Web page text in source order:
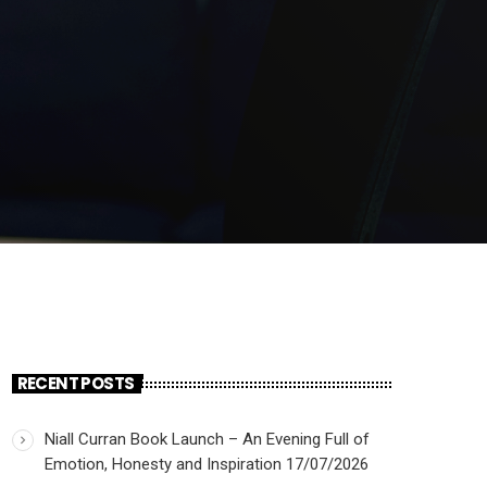
RECENT POSTS
Niall Curran Book Launch – An Evening Full of
Emotion, Honesty and Inspiration 17/07/2026